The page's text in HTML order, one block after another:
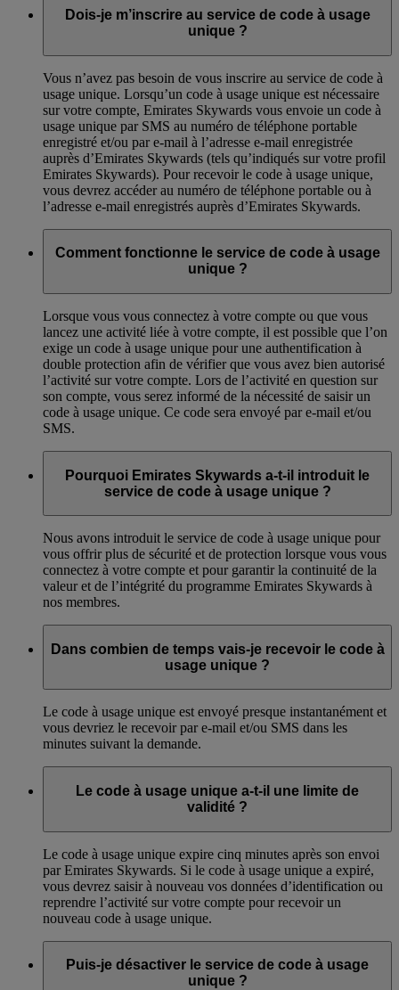
Dois-je m’inscrire au service de code à usage
unique ?
Vous n’avez pas besoin de vous inscrire au service de code à
usage unique. Lorsqu’un code à usage unique est nécessaire
sur votre compte, Emirates Skywards vous envoie un code à
usage unique par SMS au numéro de téléphone portable
enregistré et/ou par e-mail à l’adresse e-mail enregistrée
auprès d’Emirates Skywards (tels qu’indiqués sur votre profil
Emirates Skywards). Pour recevoir le code à usage unique,
vous devrez accéder au numéro de téléphone portable ou à
l’adresse e-mail enregistrés auprès d’Emirates Skywards.
Comment fonctionne le service de code à usage
unique ?
Lorsque vous vous connectez à votre compte ou que vous
lancez une activité liée à votre compte, il est possible que l’on
exige un code à usage unique pour une authentification à
double protection afin de vérifier que vous avez bien autorisé
l’activité sur votre compte. Lors de l’activité en question sur
son compte, vous serez informé de la nécessité de saisir un
code à usage unique. Ce code sera envoyé par e-mail et/ou
SMS.
Pourquoi Emirates Skywards a-t-il introduit le
service de code à usage unique ?
Nous avons introduit le service de code à usage unique pour
vous offrir plus de sécurité et de protection lorsque vous vous
connectez à votre compte et pour garantir la continuité de la
valeur et de l’intégrité du programme Emirates Skywards à
nos membres.
Dans combien de temps vais-je recevoir le code à
usage unique ?
Le code à usage unique est envoyé presque instantanément et
vous devriez le recevoir par e-mail et/ou SMS dans les
minutes suivant la demande.
Le code à usage unique a-t-il une limite de
validité ?
Le code à usage unique expire cinq minutes après son envoi
par Emirates Skywards. Si le code à usage unique a expiré,
vous devrez saisir à nouveau vos données d’identification ou
reprendre l’activité sur votre compte pour recevoir un
nouveau code à usage unique.
Puis-je désactiver le service de code à usage
unique ?